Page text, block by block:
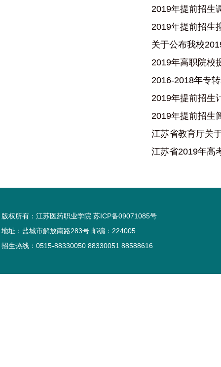
2019年提前招生
2019年提前招生
关于公布我校
2019年高职院校
2016-2018年专
2019年提前招生
2019年提前招生
江苏省教育厅关
江苏省2019年高
版权所有：江苏医药职业学院 苏ICP备09071085号
地址：盐城市解放南路283号 邮编：224005
招生热线：0515-88330050 88330051 88588616